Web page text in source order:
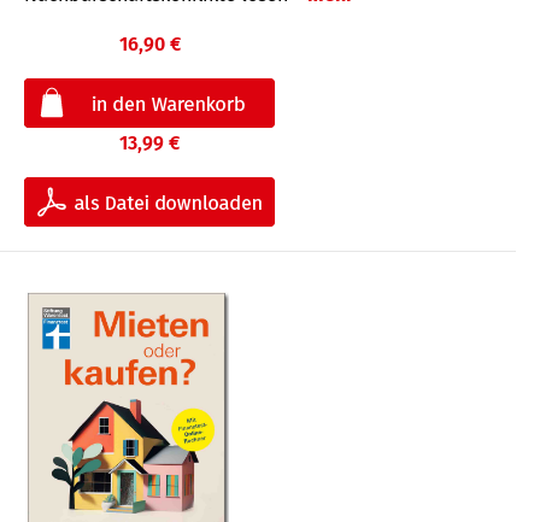
16,90 €
13,99 €